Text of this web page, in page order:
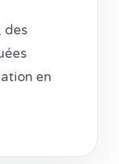
des
en